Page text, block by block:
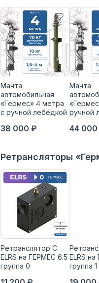
Мачта
автомобильная
«Гермес» 4 метра
с ручной лебёдкой
38 000 ₽
Мачта
ручной
44 000
Ретрансляторы
Ретранслятор С
ELRS на ГЕРМЕС 6.5
группа 0
ELRS
группа 1